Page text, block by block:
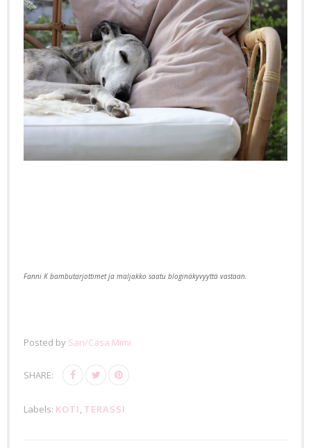
Fanni K bambutarjottimet ja maljakko saatu bloginäkyvyyttä vastaan.
Posted by Sari/Casa Mimi
SHARE:
Labels: KOTI, TERASSI